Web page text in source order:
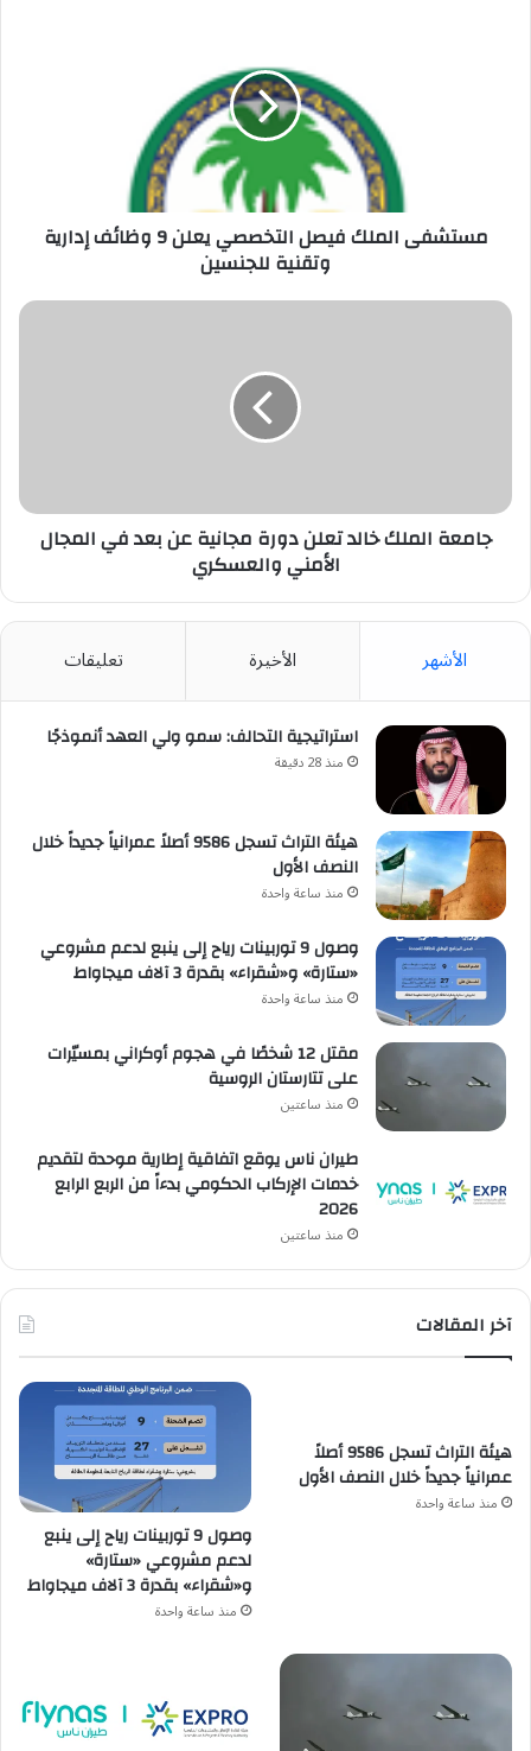
للجنسين مستشفى الملك فيصل التخصصي يعلن 9 وظائف إدارية
وتقنية للجنسين
جامعة
في
المجال
الأمني
جامعة الملك خالد تعلن دورة مجانية عن بعد في المجال
الأمني والعسكري
الأشهر الأخيرة تعليقات
استراتيجية التحالف: سمو ولي العهد أنموذجًا
منذ 28 دقيقة
هيئة التراث تسجل 9586 أصلاً عمرانياً جديداً خلال
النصف الأول
منذ ساعة واحدة
وصول 9 توربينات رياح إلى ينبع لدعم مشروعي
«ستارة» و«شقراء» بقدرة 3 آلاف ميجاواط
منذ ساعة واحدة
مقتل 12 شخصًا في هجوم أوكراني بمسيّرات
على تتارستان الروسية
منذ ساعتين
طيران ناس يوقع اتفاقية إطارية موحدة لتقديم
خدمات الإركاب الحكومي بدءاً من الربع الرابع
2026
منذ ساعتين
آخر المقالات
هيئة التراث تسجل 9586 أصلاً
عمرانياً جديداً خلال النصف الأول
منذ ساعة واحدة
وصول 9 توربينات رياح إلى ينبع
لدعم مشروعي «ستارة»
و«شقراء» بقدرة 3 آلاف ميجاواط
منذ ساعة واحدة